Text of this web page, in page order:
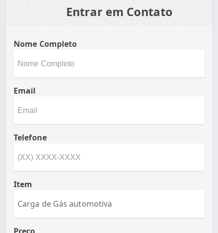
Entrar em Contato
Nome Completo
Email
Telefone
Item
Preço